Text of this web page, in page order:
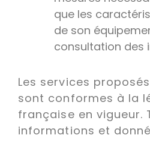
que les
de son
consultation des
Les services
sont conformes à la
française en vigueur.
informations et